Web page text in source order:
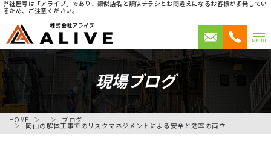
弊社屋号は「アライブ」であり、類似店名と類似チラシとお間違えになるお客様が多発してい
るため、ご注意ください。
MENU
現場ブログ
HOME ブログ
岡山の解体工事でのリスクマネジメントによる安全と効率の両立